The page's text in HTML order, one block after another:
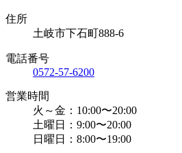
住所
土岐市下石町888-6
電話番号
0572-57-6200
営業時間
火～金：10:00〜20:00
土曜日：9:00〜20:00
日曜日：8:00〜19:00